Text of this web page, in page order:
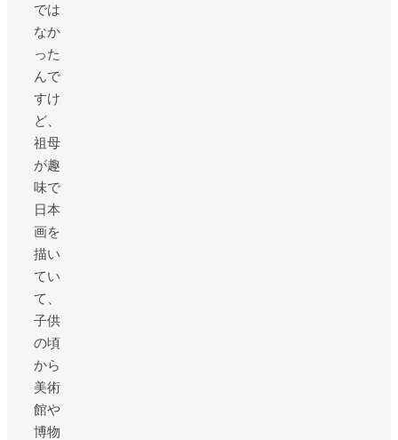
では
なか
った
んで
すけ
ど、
祖母
が趣
味で
日本
画を
描い
てい
て、
子供
の頃
から
美術
館や
博物